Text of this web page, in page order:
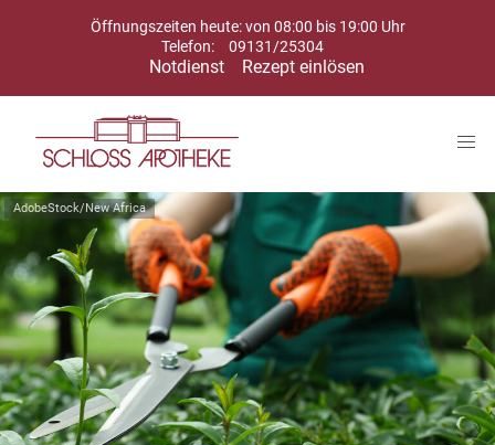
Öffnungszeiten heute: von 08:00 bis 19:00 Uhr
Telefon:
09131/25304
Notdienst Rezept einlösen
AdobeStock/New Africa